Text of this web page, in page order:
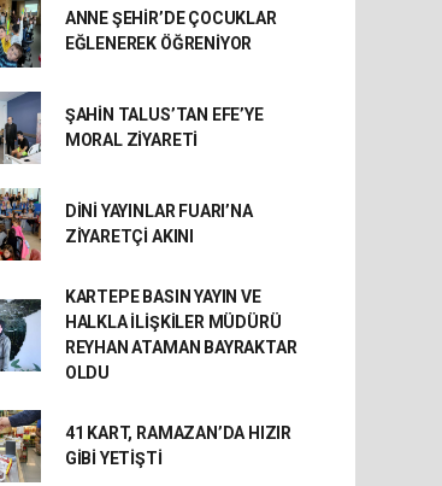
ANNE ŞEHİR’DE ÇOCUKLAR
EĞLENEREK ÖĞRENİYOR
ŞAHİN TALUS’TAN EFE’YE
MORAL ZİYARETİ
DİNİ YAYINLAR FUARI’NA
ZİYARETÇİ AKINI
KARTEPE BASIN YAYIN VE
HALKLA İLİŞKİLER MÜDÜRÜ
REYHAN ATAMAN BAYRAKTAR
OLDU
41 KART, RAMAZAN’DA HIZIR
GİBİ YETİŞTİ